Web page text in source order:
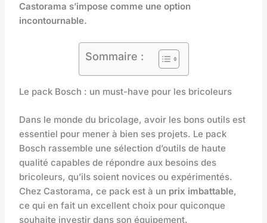
Castorama s’impose comme une option
incontournable.
Sommaire :
Le pack Bosch : un must-have pour les bricoleurs
Dans le monde du bricolage, avoir les bons outils est
essentiel pour mener à bien ses projets. Le pack
Bosch rassemble une sélection d’outils de haute
qualité capables de répondre aux besoins des
bricoleurs, qu’ils soient novices ou expérimentés.
Chez Castorama, ce pack est à un prix imbattable,
ce qui en fait un excellent choix pour quiconque
souhaite investir dans son équipement.